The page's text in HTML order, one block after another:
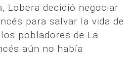
Lobera decidió negociar
para salvar la vida de
pobladores de La
aún no había